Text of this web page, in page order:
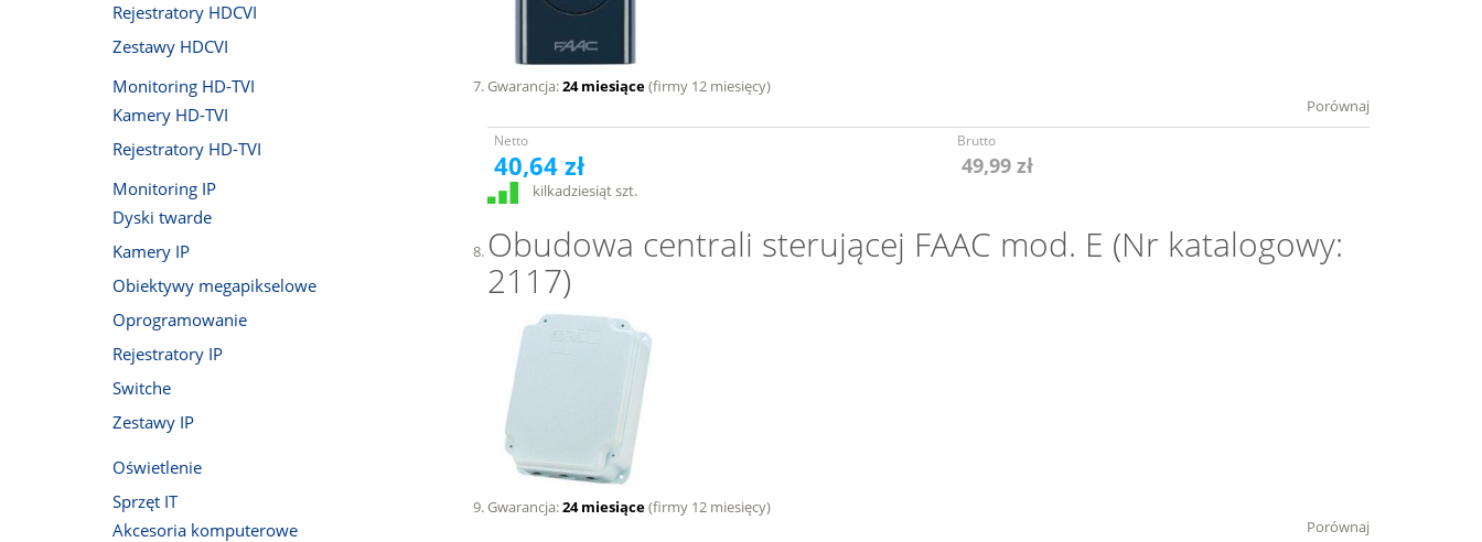
Gwarancja:24 miesiące(firmy 12 miesięcy)
Porównaj
Netto Brutto
40,64 zł 49,99 zł
kilkadziesiąt szt.
Obudowa centrali sterującej FAAC mod. E (Nr katalogowy:
2117)
Gwarancja:24 miesiące(firmy 12 miesięcy)
Porównaj
Rejestratory HDCVI
Zestawy HDCVI
Monitoring HD-TVI
Kamery HD-TVI
Rejestratory HD-TVI
Monitoring IP
Dyski twarde
Kamery IP
Obiektywy megapikselowe
Oprogramowanie
Rejestratory IP
Switche
Zestawy IP
Oświetlenie
Sprzęt IT
Akcesoria komputerowe